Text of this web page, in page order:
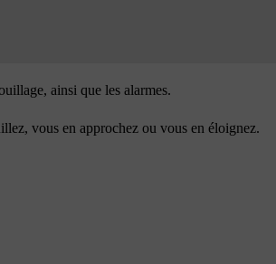
ainsi que les alarmes.
vous en approchez ou vous en éloignez.